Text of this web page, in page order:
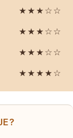
★★★☆☆
★★★☆☆
★★★☆☆
★★★★☆